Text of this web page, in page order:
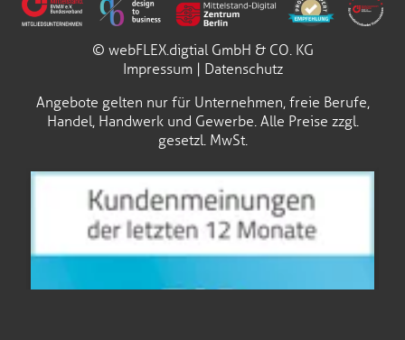
© webFLEX.digtial GmbH & CO. KG
Impressum|
Datenschutz
Angebote gelten nur für Unternehmen, freie Berufe,
Handel, Handwerk und Gewerbe. Alle Preise zzgl.
gesetzl. MwSt.